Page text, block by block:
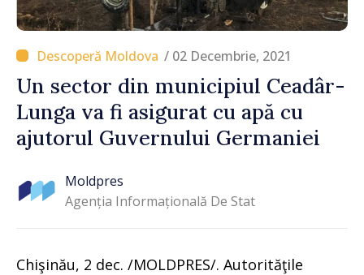
/ 02 Decembrie, 2021
Un sector din municipiul Ceadâr-
Lunga va fi asigurat cu apă cu
ajutorul Guvernului Germaniei
Moldpres
Agenția Informațională De Stat
Chişinău, 2 dec. /MOLDPRES/. Autorităţile